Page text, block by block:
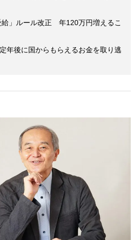
給」ルール改正 年120万円増えるこ
年後に国からもらえるお金を取り逃